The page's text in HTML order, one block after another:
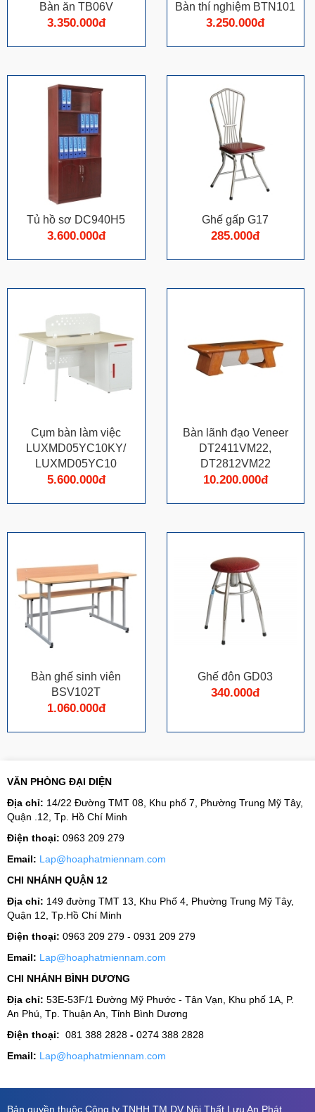
Bàn ăn TB06V
3.350.000đ
Bàn thí nghiệm BTN101
3.250.000đ
Tủ hồ sơ DC940H5
3.600.000đ
Ghế gấp G17
285.000đ
Cụm bàn làm việc
LUXMD05YC10KY/
LUXMD05YC10
5.600.000đ
Bàn lãnh đạo Veneer
DT2411VM22,
DT2812VM22
10.200.000đ
Bàn ghế sinh viên
BSV102T
1.060.000đ
Ghế đôn GD03
340.000đ
VĂN PHÒNG ĐẠI DIỆN
Địa chỉ: 14/22 Đường TMT 08, Khu phố 7, Phường Trung Mỹ Tây,
Quận .12, Tp. Hồ Chí Minh
Điện thoại: 0963 209 279
Email: Lap@hoaphatmiennam.com
CHI NHÁNH QUẬN 12
Địa chỉ: 149 đường TMT 13, Khu Phố 4, Phường Trung Mỹ Tây,
Quận 12, Tp.Hồ Chí Minh
Điện thoại: 0963 209 279 - 0931 209 279
Email: Lap@hoaphatmiennam.com
CHI NHÁNH BÌNH DƯƠNG
Địa chỉ: 53E-53F/1 Đường Mỹ Phước - Tân Vạn, Khu phố 1A, P.
An Phú, Tp. Thuận An, Tỉnh Bình Dương
Điện thoại: 081 388 2828 - 0274 388 2828
Email: Lap@hoaphatmiennam.com
Bản quyền thuộc Công ty TNHH TM DV Nội Thất Lưu An Phát